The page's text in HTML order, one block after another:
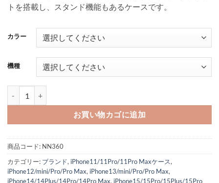
トを搭載し、スタンド機能もあるケースです。
カラー
機種
お買い物カゴに追加
商品コード: NN360
カテゴリー: ブランド, iPhone11/11Pro/11Pro Maxケース,
iPhone12/mini/Pro/Pro Max, iPhone13/mini/Pro/Pro Max,
iPhone14/14Plus/14Pro/14Pro Max, iPhone15/15Pro/15Plus/15Pro